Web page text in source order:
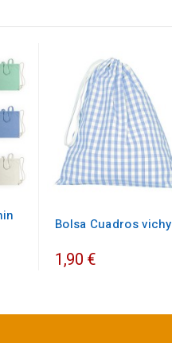
Bolsa Cuadros vichy
1,90 €